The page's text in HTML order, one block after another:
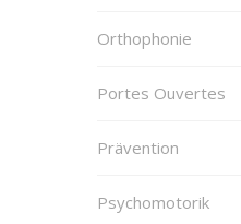
Orthophonie
Portes Ouvertes
Prävention
Psychomotorik